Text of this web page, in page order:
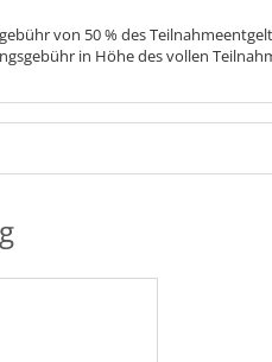
von 50 % des
in Höhe des vollen